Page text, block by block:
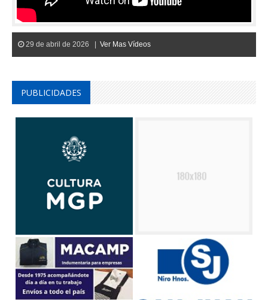
29 de abril de 2026 | Ver Mas Vídeos
PUBLICIDADES